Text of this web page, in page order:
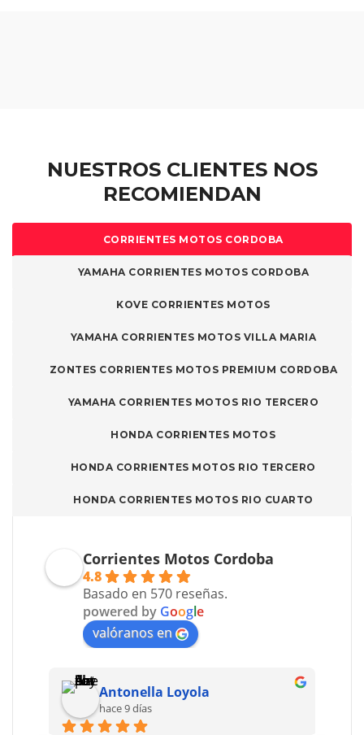
NUESTROS CLIENTES NOS
RECOMIENDAN
CORRIENTES MOTOS CORDOBA
YAMAHA CORRIENTES MOTOS CORDOBA
KOVE CORRIENTES MOTOS
YAMAHA CORRIENTES MOTOS VILLA MARIA
ZONTES CORRIENTES MOTOS PREMIUM CORDOBA
YAMAHA CORRIENTES MOTOS RIO TERCERO
HONDA CORRIENTES MOTOS
HONDA CORRIENTES MOTOS RIO TERCERO
HONDA CORRIENTES MOTOS RIO CUARTO
Corrientes Motos Cordoba
4.8
Basado en 570 reseñas.
powered by Google
valóranos en
Antonella Loyola
hace 9 días